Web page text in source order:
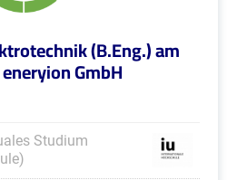
(B.Eng.) am
GmbH
Studium